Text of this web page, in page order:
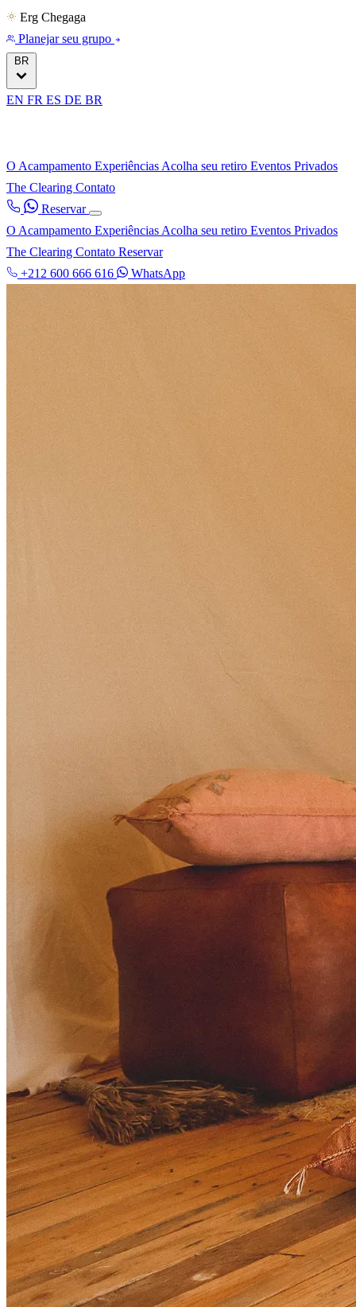
Erg Chegaga
Planejar seu grupo
BR
EN FR ES DE BR
O Acampamento Experiências Acolha seu retiro Eventos Privados
The Clearing Contato
Reservar
O Acampamento Experiências Acolha seu retiro Eventos Privados
The Clearing Contato Reservar
+212 600 666 616
WhatsApp